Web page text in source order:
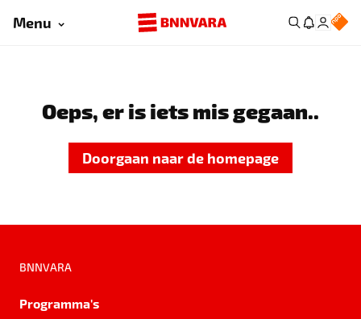
Menu
Oeps, er is iets mis gegaan..
Doorgaan naar de homepage
BNNVARA
Programma's